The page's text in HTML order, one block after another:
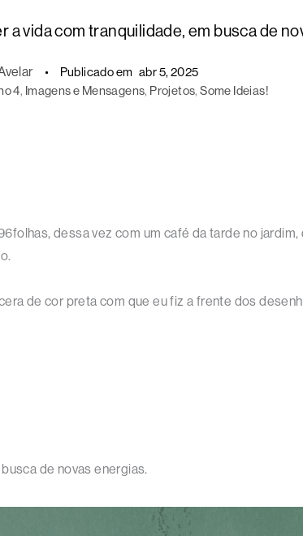
a vida com tranquilidade, em busca de
Publicado em abr 5, 2025
4, Imagens e Mensagens, Projetos, Some Ideias!
dessa vez com um café da tarde no
de cor preta com que eu fiz a frente dos
de novas energias.